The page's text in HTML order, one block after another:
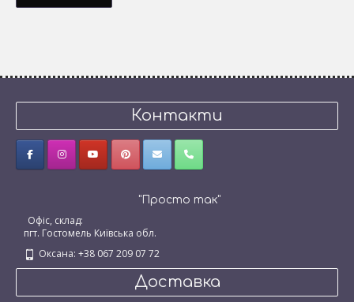
Контакти
"Просто так"
Офіс, склад:
пгт. Гостомель Київська обл.
Оксана: +38 067 209 07 72
Доставка